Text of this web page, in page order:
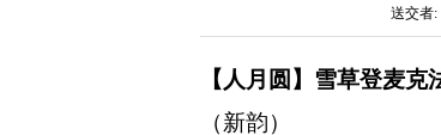
送交者:
【人月圆】雪草登麦克
（新韵）